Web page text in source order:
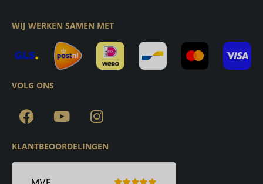
WIJ WERKEN SAMEN MET
VOLG ONS
KLANTBEOORDELINGEN